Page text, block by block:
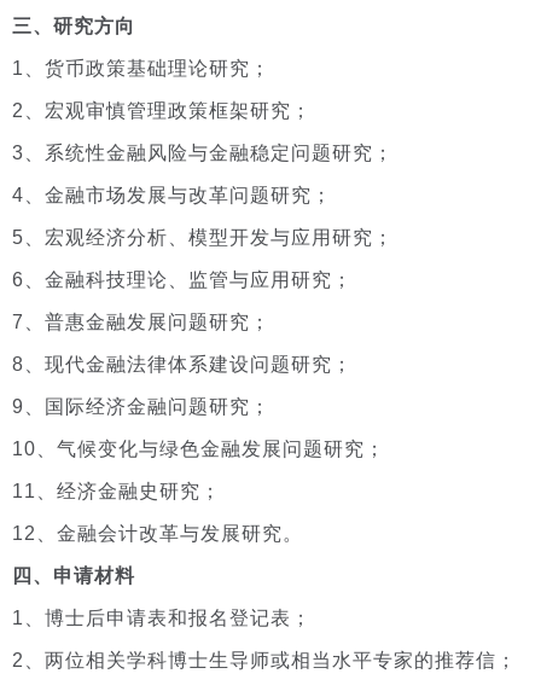
三、研究方向
1、货币政策基础理论研究；
2、宏观审慎管理政策框架研究；
3、系统性金融风险与金融稳定问题研究；
4、金融市场发展与改革问题研究；
5、宏观经济分析、模型开发与应用研究；
6、金融科技理论、监管与应用研究；
7、普惠金融发展问题研究；
8、现代金融法律体系建设问题研究；
9、国际经济金融问题研究；
10、气候变化与绿色金融发展问题研究；
11、经济金融史研究；
12、金融会计改革与发展研究。
四、申请材料
1、博士后申请表和报名登记表；
2、两位相关学科博士生导师或相当水平专家的推荐信；